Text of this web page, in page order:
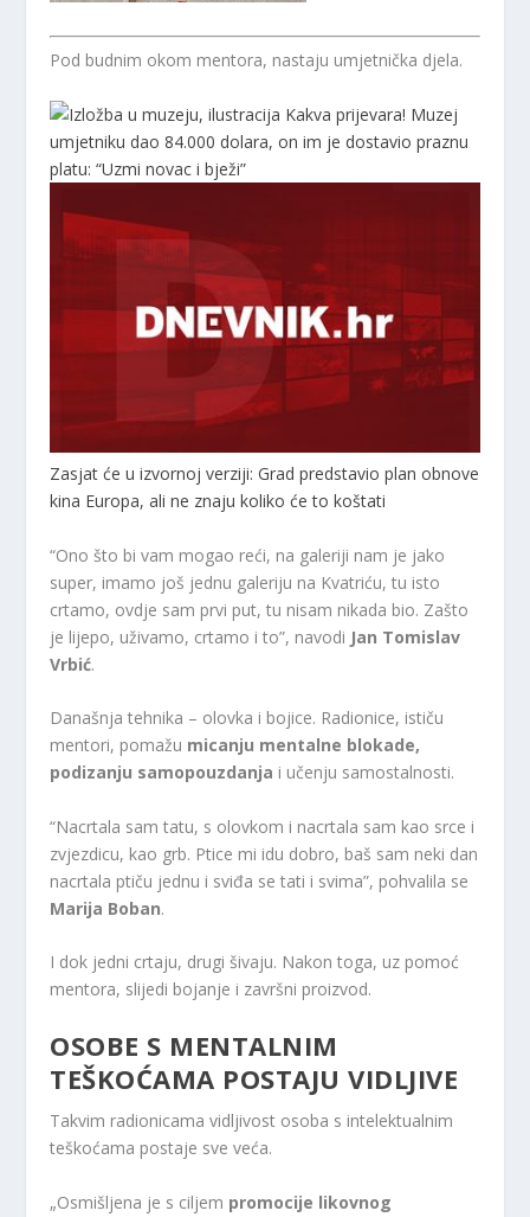
Pod budnim okom mentora, nastaju umjetnička djela.
Kakva prijevara! Muzej
umjetniku dao 84.000 dolara, on im je dostavio praznu
platu: “Uzmi novac i bježi”
Zasjat će u izvornoj verziji: Grad predstavio plan obnove
kina Europa, ali ne znaju koliko će to koštati
“Ono što bi vam mogao reći, na galeriji nam je jako
super, imamo još jednu galeriju na Kvatriću, tu isto
crtamo, ovdje sam prvi put, tu nisam nikada bio. Zašto
je lijepo, uživamo, crtamo i to”, navodi Jan Tomislav
Vrbić.
Današnja tehnika – olovka i bojice. Radionice, ističu
mentori, pomažu micanju mentalne blokade,
podizanju samopouzdanja i učenju samostalnosti.
“Nacrtala sam tatu, s olovkom i nacrtala sam kao srce i
zvjezdicu, kao grb. Ptice mi idu dobro, baš sam neki dan
nacrtala ptiču jednu i sviđa se tati i svima”, pohvalila se
Marija Boban.
I dok jedni crtaju, drugi šivaju. Nakon toga, uz pomoć
mentora, slijedi bojanje i završni proizvod.
OSOBE S MENTALNIM
TEŠKOĆAMA POSTAJU VIDLJIVE
Takvim radionicama vidljivost osoba s intelektualnim
teškoćama postaje sve veća.
„Osmišljena je s ciljem promocije likovnog